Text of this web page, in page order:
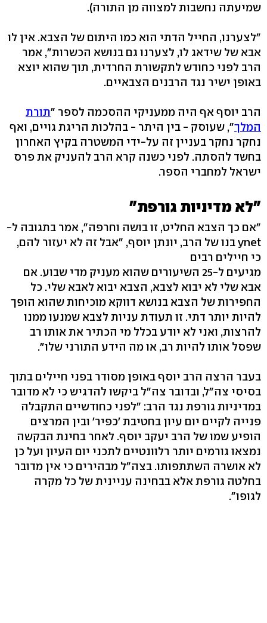
שמיעתה נחשבות למצווה מן התורה).
"לצערנו, החייל הדתי הוא כמו היתום של הצבא. אין לו
אבא של שידאג לו, לצערנו גם בנושא הכשרות", אמר
הרב לפני כחודש לתקשורת החרדית, תוך שהוא יוצא
באופן ישיר נגד הרבנים הצבאיים.
הרב יוסף אף היה ממעניקי ההסכמה לספר "תורת
המלך", שעוסק - בין היתר - בהלכות הריגת גויים, ואף
נחקר נחקר בעניין זה על-ידי המשטרה בקיץ האחרון
בחשד להסתה. לפני כשנה קרא הרב להעניק את פרס
ישראל למחברי הספר.
"לא מדיניות גורפת"
"אם כך הצבא החליט, זו בושה וחרפה", אמר בתגובה ל-
ynet בנו של הרב, יונתן יוסף, "אבל זה לא יעזור להם,
כי חיילים רבים
מגיעים ל-25 השיעורים שהוא מעניק מדי שבוע. אם
אבא שלי לא יבוא לצבא, הצבא יבוא לאבא שלי. כל
החפירות של הצבא בנושא דווקא מוכיחות שהוא הופך
להיות יותר דתי. זו תעודת עניות לצבא שמנעו ממנו
להרצות, ואני לא יודע בכלל מי הכתיר את אותו רב
שפסל אותו להיות רב, או מה הידע התורני שלו".
בעבר הרצה הרב יוסף באופן מסודר בפני חיילים בתוך
בסיסי צה"ל, ובדובר צה"ל ביקשו להדגיש כי לא מדובר
במדיניות גורפת נגד הרב: "לפני כחודשיים התקבלה
פנייה לקיים יום עיון בחטיבת 'כפיר' ובין המרצים
הופיע שמו של הרב יעקב יוסף. לאחר בחינת הבקשה
נמצאו גורמים יותר רלוונטיים לתכני יום העיון ועל כן
לא אושרה השתתפותו. בצה"ל מבהירים כי אין מדובר
בחלטה גורפת אלא בבחינה עניינית של כל מקרה
לגופו".